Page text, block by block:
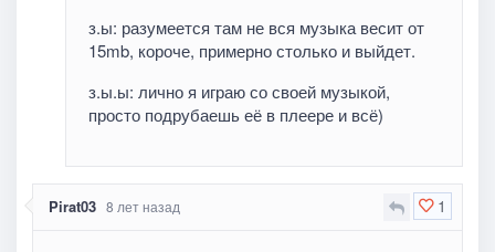
з.ы: разумеется там не вся музыка весит от
15mb, короче, примерно столько и выйдет.
з.ы.ы: лично я играю со своей музыкой,
просто подрубаешь её в плеере и всё)
1
Pirat03 8 лет назад